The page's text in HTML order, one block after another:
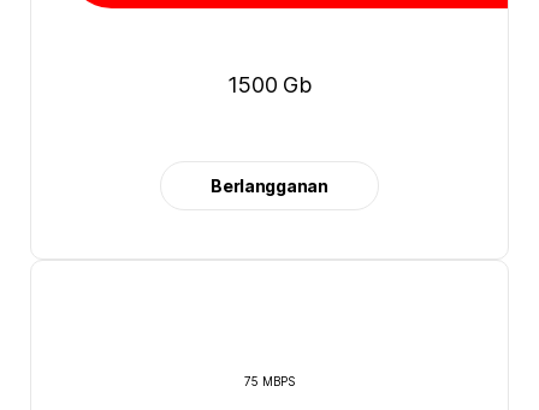
1500 Gb
Berlangganan
75 MBPS